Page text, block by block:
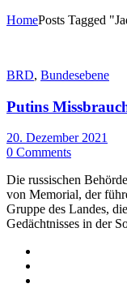
HomePosts Tagged
BRD, Bundesebene
Putins
20. Dezember 2021
0 Comments
Die russischen
von Memorial, der
Gruppe des Landes,
Gedächtnisses in der